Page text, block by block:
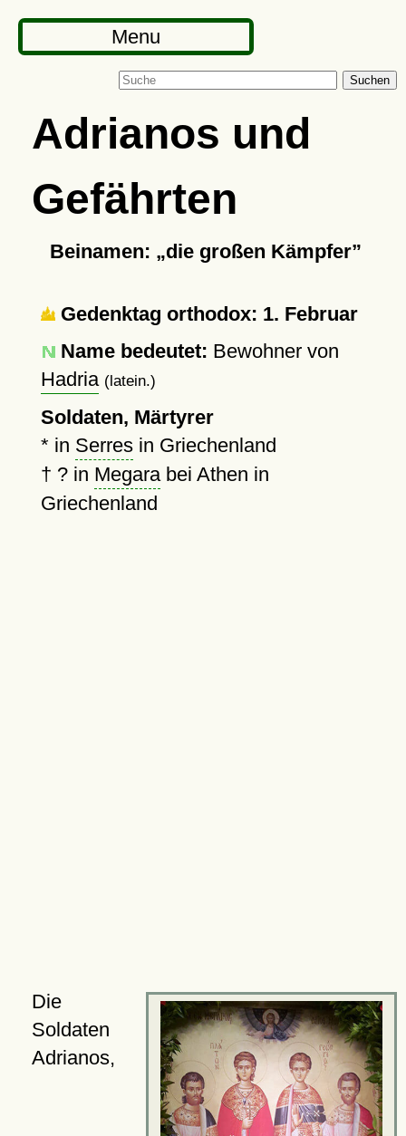
Menu
Suchen
Adrianos und
Gefährten
Beinamen: die großen Kämpfer
Gedenktag orthodox: 1. Februar
Name bedeutet: Bewohner von
Hadria (latein.)
Soldaten, Märtyrer
* in Serresin Griechenland
† ?in Megarabei Athen in
Griechenland
Die
Soldaten
Adrianos,